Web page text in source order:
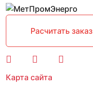
Расчитать заказ
Карта сайта